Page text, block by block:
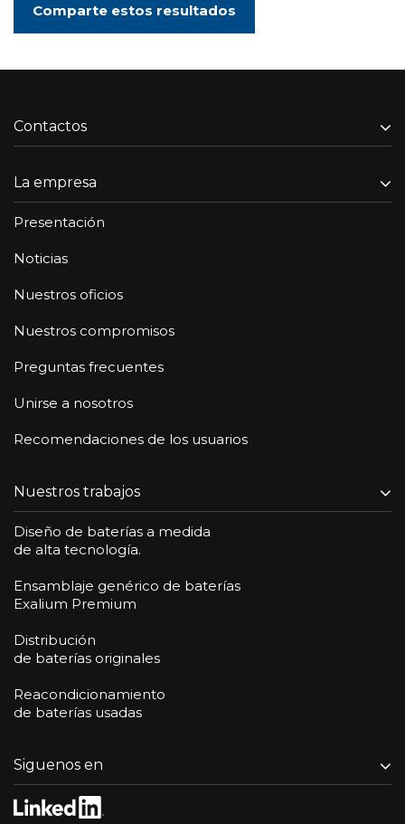
Comparte estos resultados
Contactos
La empresa
Presentación
Noticias
Nuestros oficios
Nuestros compromisos
Preguntas frecuentes
Unirse a nosotros
Recomendaciones de los usuarios
Nuestros trabajos
Diseño de baterías a medida
de alta tecnología.
Ensamblaje genérico de baterías
Exalium Premium
Distribución
de baterías originales
Reacondicionamiento
de baterías usadas
Siguenos en